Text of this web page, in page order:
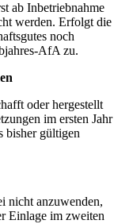
ab Inbetriebnahme
werden. Erfolgt die
noch
AfA zu.
oder hergestellt
im ersten Jahr
bisher gültigen
nicht anzuwenden,
Einlage im zweiten